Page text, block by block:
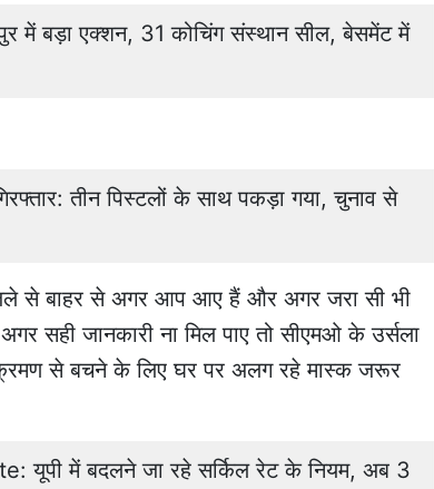
में बड़ा एक्शन, 31 कोचिंग संस्थान सील, बेसमेंट में
तीन पिस्टलों के साथ पकड़ा गया, चुनाव से
से बाहर से अगर आप आए हैं और अगर जरा सी भी
सही जानकारी ना मिल पाए तो सीएमओ के उर्सला
से बचने के लिए घर पर अलग रहे मास्क जरूर
यूपी में बदलने जा रहे सर्किल रेट के नियम, अब 3